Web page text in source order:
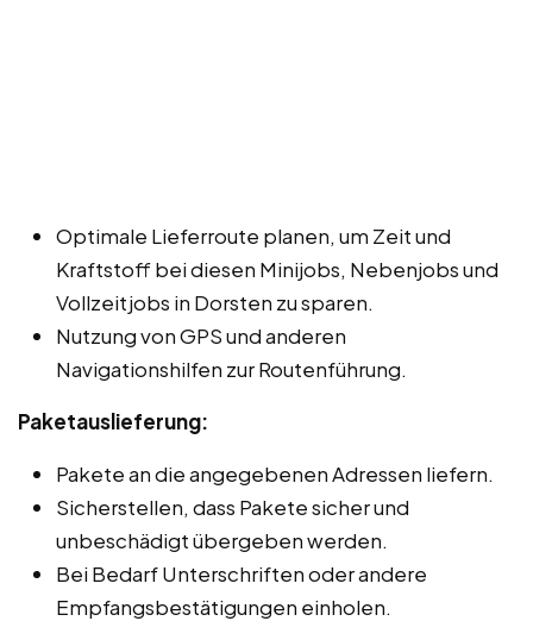
Optimale Lieferroute planen, um Zeit und
Kraftstoff bei diesen Minijobs, Nebenjobs und
Vollzeitjobs in Dorsten zu sparen.
Nutzung von GPS und anderen
Navigationshilfen zur Routenführung.
Paketauslieferung:
Pakete an die angegebenen Adressen liefern.
Sicherstellen, dass Pakete sicher und
unbeschädigt übergeben werden.
Bei Bedarf Unterschriften oder andere
Empfangsbestätigungen einholen.